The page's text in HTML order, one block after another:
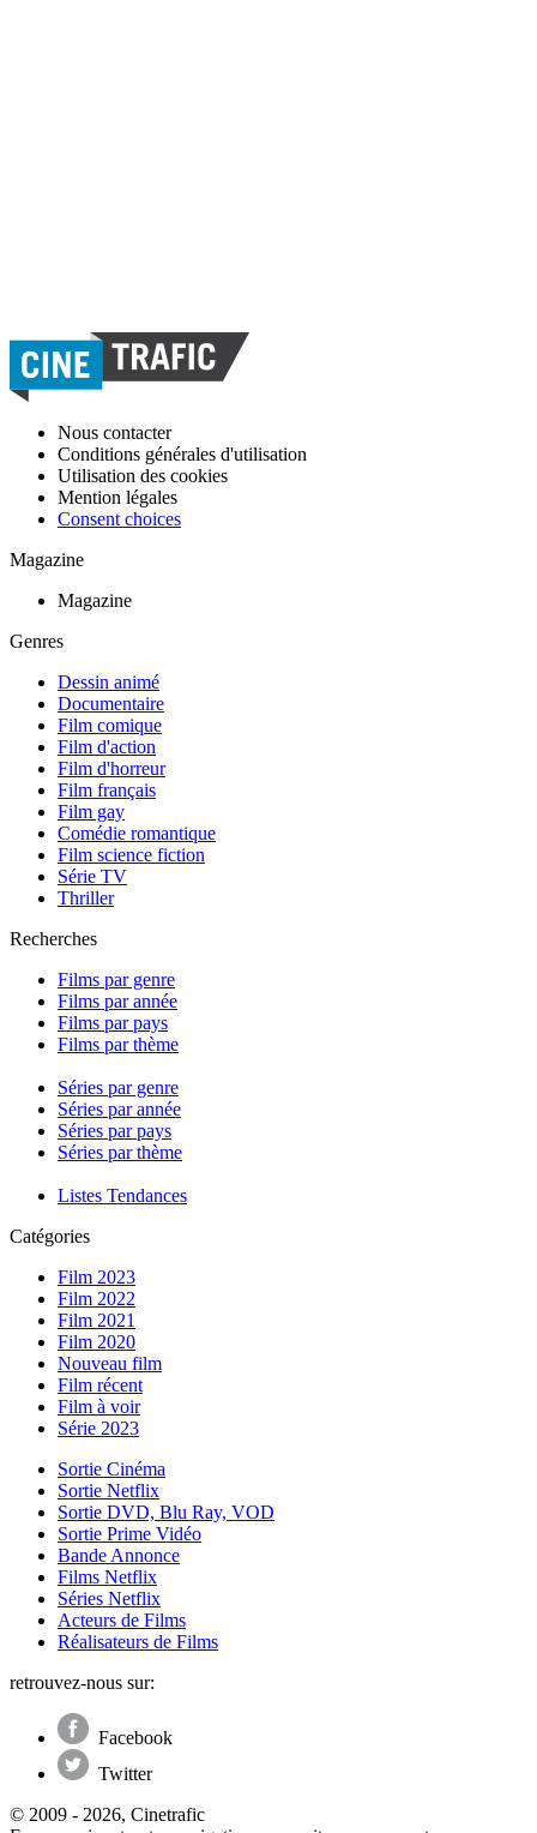
Nous contacter
Conditions générales d'utilisation
Utilisation des cookies
Mention légales
Consent choices
Magazine
Magazine
Genres
Dessin animé
Documentaire
Film comique
Film d'action
Film d'horreur
Film français
Film gay
Comédie romantique
Film science fiction
Série TV
Thriller
Recherches
Films par genre
Films par année
Films par pays
Films par thème
Séries par genre
Séries par année
Séries par pays
Séries par thème
Listes Tendances
Catégories
Film 2023
Film 2022
Film 2021
Film 2020
Nouveau film
Film récent
Film à voir
Série 2023
Sortie Cinéma
Sortie Netflix
Sortie DVD, Blu Ray, VOD
Sortie Prime Vidéo
Bande Annonce
Films Netflix
Séries Netflix
Acteurs de Films
Réalisateurs de Films
retrouvez-nous sur:
Facebook
Twitter
© 2009 - 2026, Cinetrafic